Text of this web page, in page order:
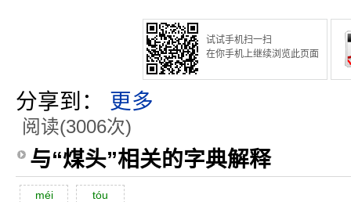
试试手机扫一扫
在你手机上继续浏览此页面
分享到： 更多
阅读(3006次)
与“煤头”相关的字典解释
méi tóu